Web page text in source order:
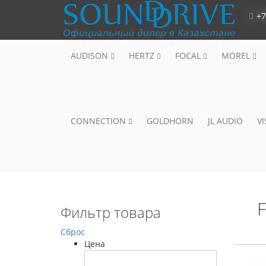
AUDISON HERTZ FOCAL MOREL
CONNECTION GOLDHORN JL AUDIO
Фильтр товара
Сброс
Цена